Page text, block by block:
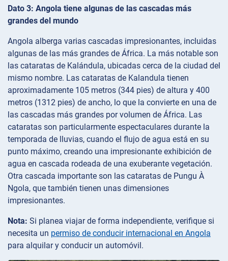
Dato 3: Angola tiene algunas de las cascadas más
grandes del mundo
Angola alberga varias cascadas impresionantes, incluidas
algunas de las más grandes de África. La más notable son
las cataratas de Kalándula, ubicadas cerca de la ciudad del
mismo nombre. Las cataratas de Kalandula tienen
aproximadamente 105 metros (344 pies) de altura y 400
metros (1312 pies) de ancho, lo que la convierte en una de
las cascadas más grandes por volumen de África. Las
cataratas son particularmente espectaculares durante la
temporada de lluvias, cuando el flujo de agua está en su
punto máximo, creando una impresionante exhibición de
agua en cascada rodeada de una exuberante vegetación.
Otra cascada importante son las cataratas de Pungu À
Ngola, que también tienen unas dimensiones
impresionantes.
Nota: Si planea viajar de forma independiente, verifique si
necesita un permiso de conducir internacional en Angola
para alquilar y conducir un automóvil.